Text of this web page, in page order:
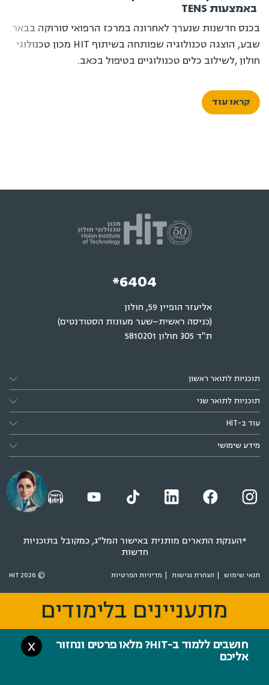
באמצעות TENS
בכנס חדשנות שנערך לאחרונה במרכז הרפואי סורוקה בבאר
שבע, הוצגה טכנולוגיה שפותחה בשיתוף HIT מכון טכנולוגי
חולון ,לשילוב כלים טכנולוגיים בטיפול בכאב.
קראו עוד
*6404
אליעזר הופיין 59, חולון
(כניסה ראשית–שער מעונות הסטודנטים)
ת"ד 305 חולון 5810201
תוכניות לתואר ראשון
תוכניות לתואר שני
עוד ב-HIT
מידע שימושי
*הענקת התארים מותנית באישור המל״ג, כמקובל בתוכניות
חדשות
תנאי שימוש הצהרת נגישות מדיניות הפרטיות © 2026 HIT
מתעניינים בלימודים
חושבים ללמוד ב-HIT? מלאו פרטים ונחזור
אליכם
X
מתעניינים בלימודים